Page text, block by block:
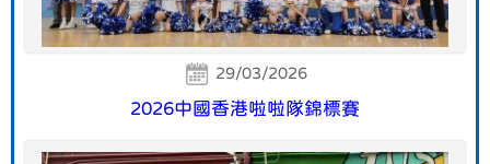
29/03/2026
2026中國香港啦啦隊錦標賽